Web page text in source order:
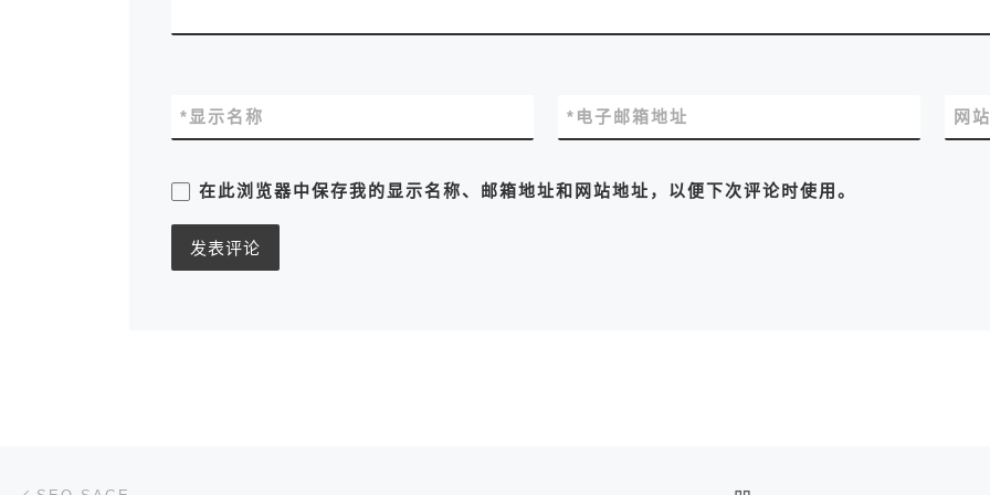
显示名称
* 电子邮箱地址
* 网
在此浏览器中保存我的显示名称、邮箱地址和网站地址，以便下次评论时使用。
文章导航